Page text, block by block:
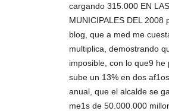
cargando 315.000 EN
MUNICIPALES DEL 2008
blog, que a med me
multiplica, demostrando
imposible, con lo que9
sube un 13% en dos
anual, que el alcalde se
me1s de 50.000.000